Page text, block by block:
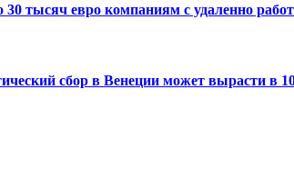
30 тысяч евро компаниям с удаленно
сбор в Венеции может вырасти в